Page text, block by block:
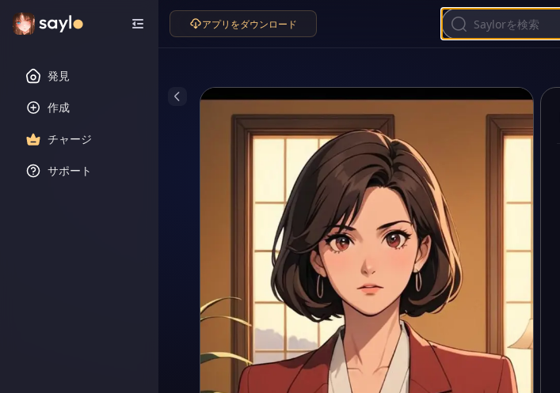
発見
作成
チャージ
サポート
アプリをダウンロード